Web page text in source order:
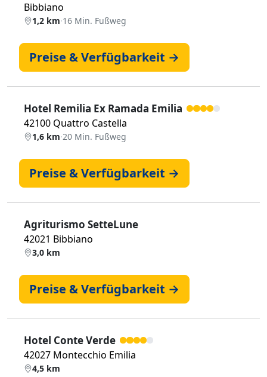
Bibbiano
1,2 km·16 Min. Fußweg
Preise & Verfügbarkeit →
Hotel Remilia Ex Ramada Emilia
42100 Quattro Castella
1,6 km·20 Min. Fußweg
Preise & Verfügbarkeit →
Agriturismo SetteLune
42021 Bibbiano
3,0 km
Preise & Verfügbarkeit →
Hotel Conte Verde
42027 Montecchio Emilia
4,5 km